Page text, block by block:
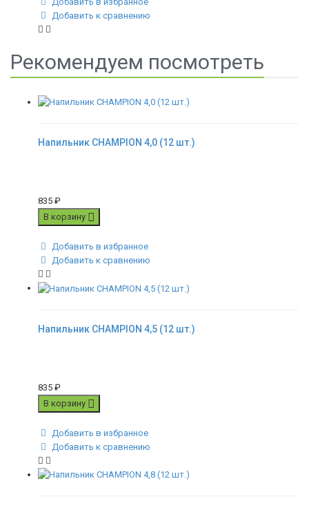
Добавить к сравнению
Рекомендуем посмотреть
Напильник CHAMPION 4,0 (12 шт.)
835 ₽
В корзину
Добавить в избранное
Добавить к сравнению
Напильник CHAMPION 4,5 (12 шт.)
835 ₽
В корзину
Добавить в избранное
Добавить к сравнению